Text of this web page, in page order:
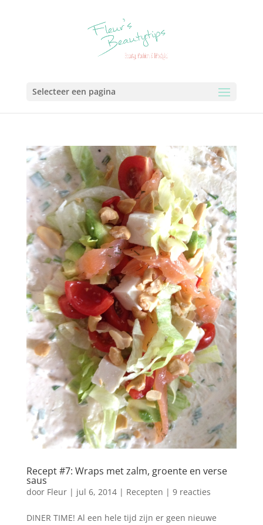
Selecteer een pagina
Recept #7: Wraps met zalm, groente en verse
saus
door Fleur| jul 6, 2014| Recepten | 9 reacties
DINER TIME! Al een hele tijd zijn er geen nieuwe